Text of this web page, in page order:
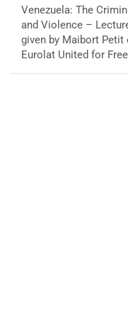
Venezuela: The
and Violence –
given by Maibort Petit
Eurolat United for